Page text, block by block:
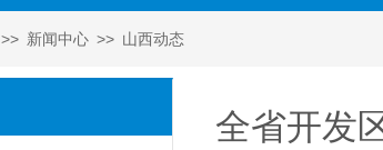
>> 新闻中心 >> 山西动态
全省开发